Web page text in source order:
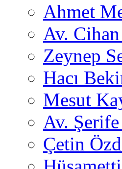
Ahmet
Av.
Zeynep
Hacı
Mesut
Av.
Çetin